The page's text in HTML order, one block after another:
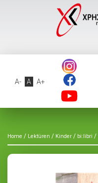
A- A A+
Home / Lektüren / Kinder / bi:libri /